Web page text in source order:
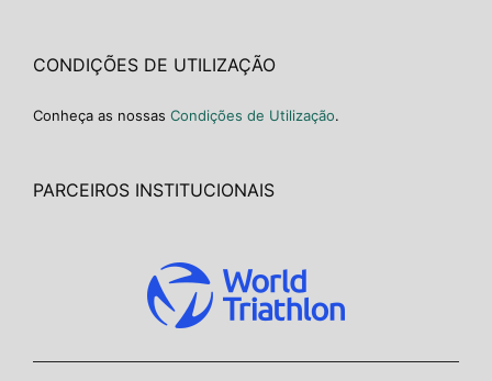
CONDIÇÕES DE UTILIZAÇÃO
Conheça as nossas Condições de Utilização.
PARCEIROS INSTITUCIONAIS